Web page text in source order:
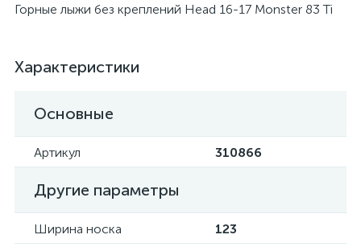
Горные лыжи без креплений Head 16-17 Monster 83 Ti
Характеристики
Основные
Артикул 310866
Другие параметры
Ширина носка
123